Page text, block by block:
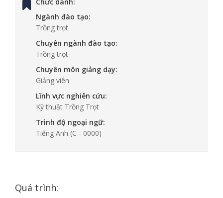
Ngành đào tạo:
Trồng trọt
Chuyên ngành đào tạo:
Trồng trọt
Chuyên môn giảng dạy:
Giảng viên
Lĩnh vực nghiên cứu:
Kỹ thuật Trồng Trọt
Trình độ ngoại ngữ:
Tiếng Anh (C - 0000)
Quá trình: